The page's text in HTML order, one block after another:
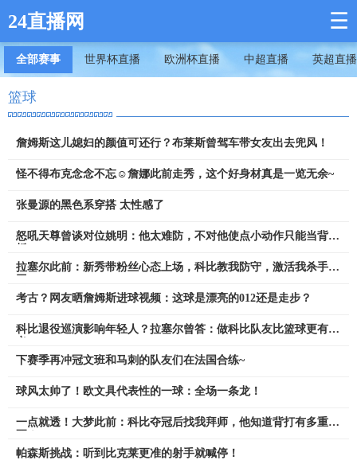
24直播网 ☰
全部赛事 世界杯直播 欧洲杯直播 中超直播 英超直播
篮球
詹姆斯这儿媳妇的颜值可还行？布莱斯曾驾车带女友出去兜风！
怪不得布克念念不忘☺️詹娜此前走秀，这个好身材真是一览无余~
张曼源的黑色系穿搭 太性感了
怒吼天尊曾谈对位姚明：他太难防，不对他使点小动作只能当背景
拉塞尔此前：新秀带粉丝心态上场，科比教我防守，激活我杀手基
考古？网友晒詹姆斯进球视频：这球是漂亮的012还是走步？
科比退役巡演影响年轻人？拉塞尔曾答：做科比队友比篮球更有意
下赛季再冲冠文班和马刺的队友们在法国合练~
球风太帅了！欧文具代表性的一球：全场一条龙！
一点就透！大梦此前：科比夺冠后找我拜师，他知道背打有多重
帕森斯挑战：听到比克莱更准的射手就喊停！